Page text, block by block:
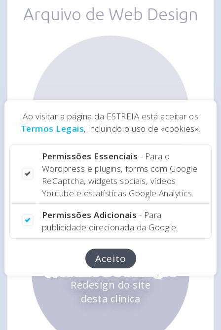
Arquivo de Web Design
Website Zeugma
Website BeClinique
Redesign do site
desta clínica
Ao visitar a página da ESTREIA está aceitar os
Termos Legais, incluindo o uso de «cookies».
Permissões Essenciais - Para o
Wordpress e plugins, forms com Google
ReCaptcha, widgets sociais, vídeos
Youtube e estatísticas Google Analytics.
Permissões Adicionais - Para
publicidade direcionada da Google.
Aceito